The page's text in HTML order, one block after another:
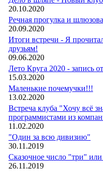
20.10.2020
Речная прогулка и
20.09.2020
Итоги встречи - Я
друзьям!
09.06.2020
Лето Круга 2020 - запись
15.03.2020
Маленькие почемучки!!!
13.02.2020
Встреча клуба "Хочу всё
программистами из
11.02.2020
"Один за всю дивизию"
30.11.2019
Сказочное число "три"
26.11.2019